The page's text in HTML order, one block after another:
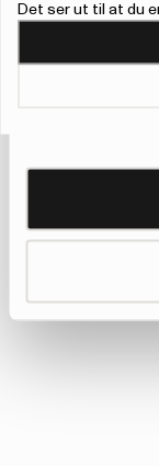
To give users
added a link to
Learn more
Det ser ut til at du